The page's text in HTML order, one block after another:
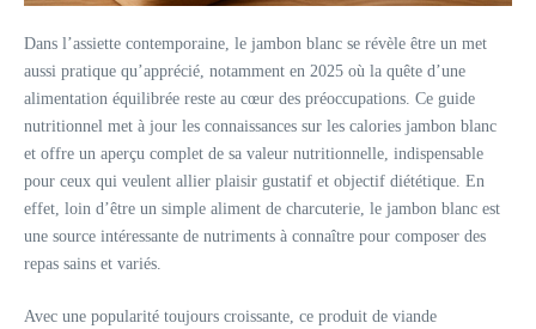
Dans l’assiette contemporaine, le jambon blanc se révèle être un met
aussi pratique qu’apprécié, notamment en 2025 où la quête d’une
alimentation équilibrée reste au cœur des préoccupations. Ce guide
nutritionnel met à jour les connaissances sur les calories jambon blanc
et offre un aperçu complet de sa valeur nutritionnelle, indispensable
pour ceux qui veulent allier plaisir gustatif et objectif diététique. En
effet, loin d’être un simple aliment de charcuterie, le jambon blanc est
une source intéressante de nutriments à connaître pour composer des
repas sains et variés.
Avec une popularité toujours croissante, ce produit de viande